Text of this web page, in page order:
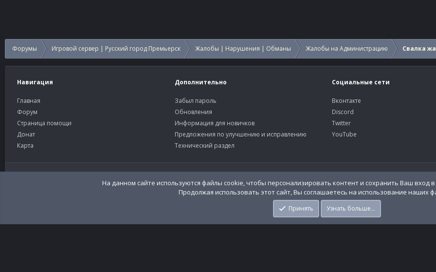
Форумы Игровой сервер | Русский город Премьерск Жалобы | Нарушения | Обманы Жалобы на Администрацию Свалка
Навигация
Главная
Форум
Страница помощи
Донат
Карта
Дополнительно
Забыл пароль
Обновления
Информация для новичков
Предложения по улучшению и исправлению
Технический раздел
Социальные сети
Вконтакте
Discord
Twitter
YouTube
Russian (RU)
На данном сайте используются файлы cookie, чтобы персонализировать контент и сохранить Ваш вход в
Продолжая использовать этот сайт, Вы соглашаетесь на использование наших
Принять Узнать больше…